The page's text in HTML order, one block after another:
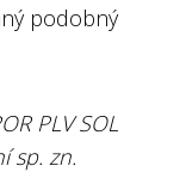
podobný
PLV SOL
sp. zn.